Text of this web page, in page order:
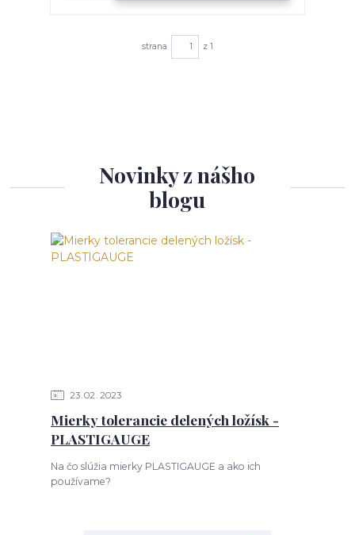
strana z 1
Novinky z nášho
blogu
23 02 2023
Mierky tolerancie delených ložísk -
PLASTIGAUGE
Na čo slúžia mierky PLASTIGAUGE a ako ich
používame?